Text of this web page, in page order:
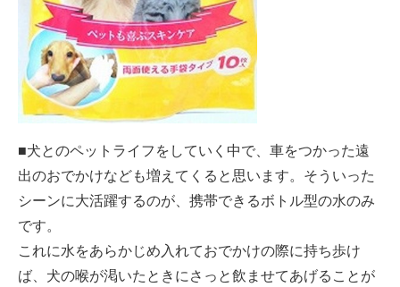
■犬とのペットライフをしていく中で、車をつかった遠
出のおでかけなども増えてくると思います。そういった
シーンに大活躍するのが、携帯できるボトル型の水のみ
です。
これに水をあらかじめ入れておでかけの際に持ち歩け
ば、犬の喉が渇いたときにさっと飲ませてあげることが